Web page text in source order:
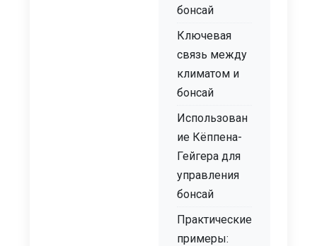
бонсай
Ключевая
связь между
климатом и
бонсай
Использован
ие Кёппена-
Гейгера для
управления
бонсай
Практические
примеры: